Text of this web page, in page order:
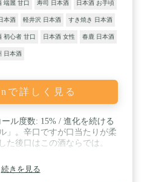
端麗 甘口 寿司 日本酒 日本酒 お手頃
本酒 軽井沢 日本酒 すき焼き 日本酒
初心者 甘口 日本酒 女性 春鹿 日本酒
日本酒
で詳しく見る
ル度数: 15% / 進化を続ける
」。辛口ですが口当たりが柔
た後口はこの酒ならでは。
続きを見る